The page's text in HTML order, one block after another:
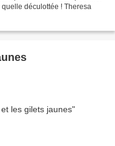
déculottée ! Theresa